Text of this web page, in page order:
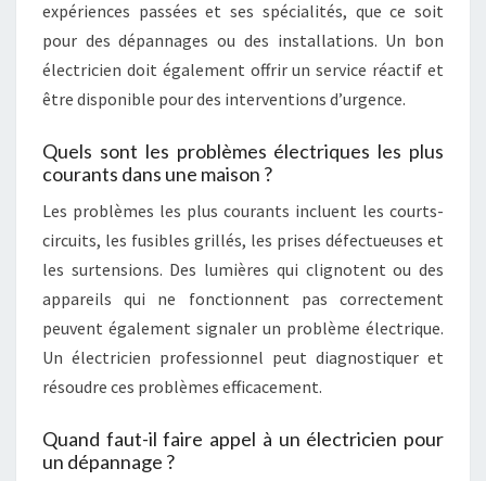
expériences passées et ses spécialités, que ce soit
pour des dépannages ou des installations. Un bon
électricien doit également offrir un service réactif et
être disponible pour des interventions d’urgence.
Quels sont les problèmes électriques les plus
courants dans une maison ?
Les problèmes les plus courants incluent les courts-
circuits, les fusibles grillés, les prises défectueuses et
les surtensions. Des lumières qui clignotent ou des
appareils qui ne fonctionnent pas correctement
peuvent également signaler un problème électrique.
Un électricien professionnel peut diagnostiquer et
résoudre ces problèmes efficacement.
Quand faut-il faire appel à un électricien pour
un dépannage ?